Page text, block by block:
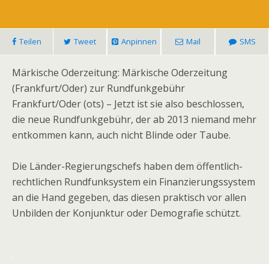
Teilen Tweet Anpinnen Mail SMS
Märkische Oderzeitung: Märkische Oderzeitung
(Frankfurt/Oder) zur Rundfunkgebühr
Frankfurt/Oder (ots) – Jetzt ist sie also beschlossen,
die neue Rundfunkgebühr, der ab 2013 niemand mehr
entkommen kann, auch nicht Blinde oder Taube.
Die Länder-Regierungschefs haben dem öffentlich-
rechtlichen Rundfunksystem ein Finanzierungssystem
an die Hand gegeben, das diesen praktisch vor allen
Unbilden der Konjunktur oder Demografie schützt.